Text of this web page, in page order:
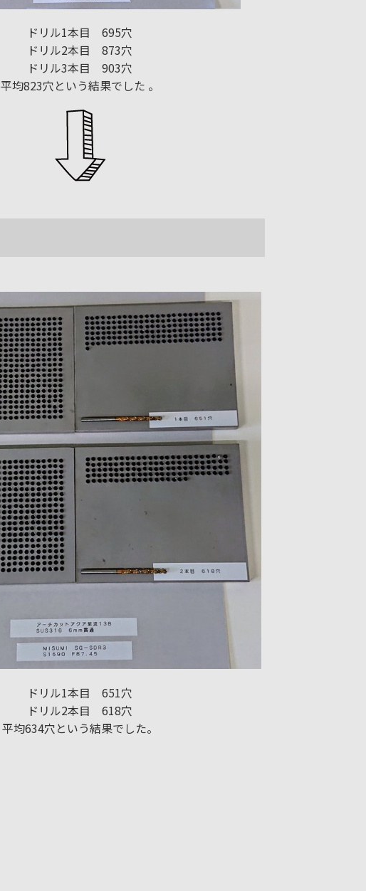
ドリル1本目 695穴
ドリル2本目 873穴
ドリル3本目 903穴
平均823穴という結果でした 。
ドリル1本目 651穴
ドリル2本目 618穴
平均634穴という結果でした。